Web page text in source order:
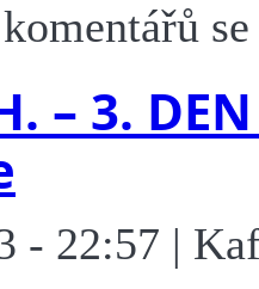
– 3.
- 22:57 |